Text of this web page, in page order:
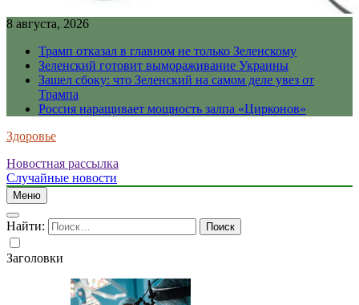
8 августа, 2026
Трамп отказал в главном не только Зеленскому
Зеленский готовит вымораживание Украины
Зашел сбоку: что Зеленский на самом деле увез от
Трампа
Россия наращивает мощность залпа «Цирконов»
Здоровье
Новостная рассылка
Случайные новости
Меню
Найти:
Заголовки